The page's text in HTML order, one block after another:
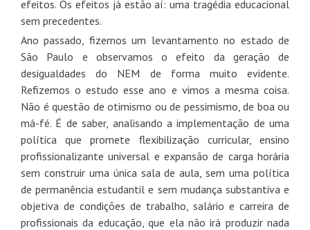
efeitos. Os efeitos já estão aí: uma tragédia educacional
sem precedentes.
Ano passado, fizemos um levantamento no estado de
São Paulo e observamos o efeito da geração de
desigualdades do NEM de forma muito evidente.
Refizemos o estudo esse ano e vimos a mesma coisa.
Não é questão de otimismo ou de pessimismo, de boa ou
má-fé. É de saber, analisando a implementação de uma
política que promete flexibilização curricular, ensino
profissionalizante universal e expansão de carga horária
sem construir uma única sala de aula, sem uma política
de permanência estudantil e sem mudança substantiva e
objetiva de condições de trabalho, salário e carreira de
profissionais da educação, que ela não irá produzir nada